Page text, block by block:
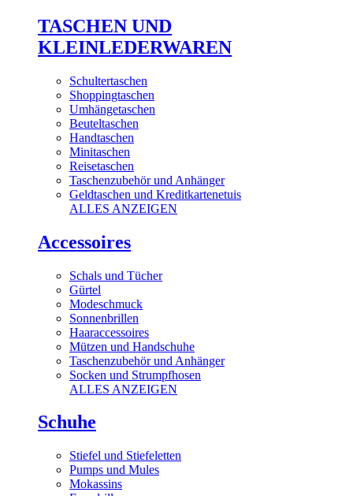
TASCHEN UND
KLEINLEDERWAREN
Schultertaschen
Shoppingtaschen
Umhängetaschen
Beuteltaschen
Handtaschen
Minitaschen
Reisetaschen
Taschenzubehör und Anhänger
Geldtaschen und Kreditkartenetuis
ALLES ANZEIGEN
Accessoires
Schals und Tücher
Gürtel
Modeschmuck
Sonnenbrillen
Haaraccessoires
Mützen und Handschuhe
Taschenzubehör und Anhänger
Socken und Strumpfhosen
ALLES ANZEIGEN
Schuhe
Stiefel und Stiefeletten
Pumps und Mules
Mokassins